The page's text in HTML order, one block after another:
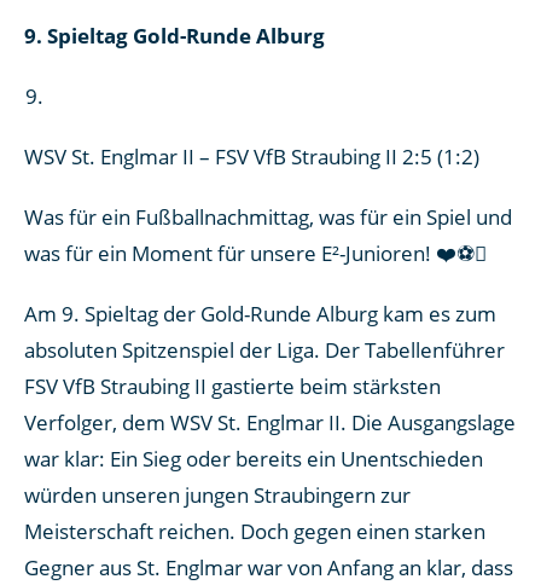
9. Spieltag Gold-Runde Alburg
WSV St. Englmar II – FSV VfB Straubing II 2:5 (1:2)
Was für ein Fußballnachmittag, was für ein Spiel und
was für ein Moment für unsere E²-Junioren! ❤️⚽
Am 9. Spieltag der Gold-Runde Alburg kam es zum
absoluten Spitzenspiel der Liga. Der Tabellenführer
FSV VfB Straubing II gastierte beim stärksten
Verfolger, dem WSV St. Englmar II. Die Ausgangslage
war klar: Ein Sieg oder bereits ein Unentschieden
würden unseren jungen Straubingern zur
Meisterschaft reichen. Doch gegen einen starken
Gegner aus St. Englmar war von Anfang an klar, dass